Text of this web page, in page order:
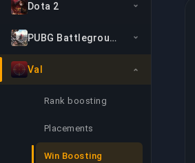
Dota 2
PUBG Battlegrounds
Val
Rank boosting
Placements
Win Boosting